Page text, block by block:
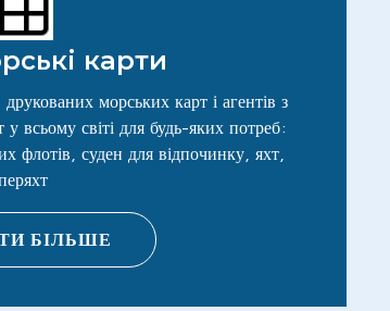
карти
морських карт і агентів з
всьому світі для будь-яких потреб:
флотів, суден для відпочинку, яхт,
БІЛЬШЕ